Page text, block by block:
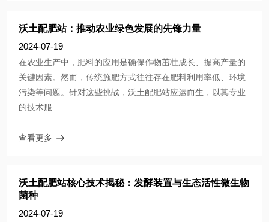
沃土配肥站：推动农业绿色发展的先锋力量
2024-07-19
在农业生产中，肥料的应用是确保作物茁壮成长、提高产量的
关键因素。然而，传统施肥方式往往存在肥料利用率低、环境
污染等问题。针对这些挑战，沃土配肥站应运而生，以其专业
的技术服 ...
查看更多
沃土配肥站核心技术揭秘：发酵装置与生态活性微生物
菌种
2024-07-19